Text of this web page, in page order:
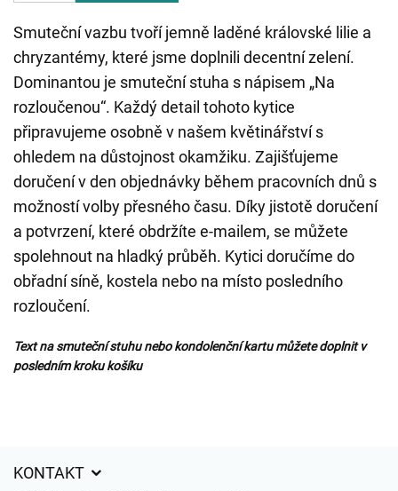
Smuteční vazbu tvoří jemně laděné královské lilie a
chryzantémy, které jsme doplnili decentní zelení.
Dominantou je smuteční stuha s nápisem „Na
rozloučenou“. Každý detail tohoto kytice
připravujeme osobně v našem květinářství s
ohledem na důstojnost okamžiku. Zajišťujeme
doručení v den objednávky během pracovních dnů s
možností volby přesného času. Díky jistotě doručení
a potvrzení, které obdržíte e-mailem, se můžete
spolehnout na hladký průběh. Kytici doručíme do
obřadní síně, kostela nebo na místo posledního
rozloučení.
Text na smuteční stuhu nebo kondolenční kartu můžete doplnit v
posledním kroku košíku
KONTAKT